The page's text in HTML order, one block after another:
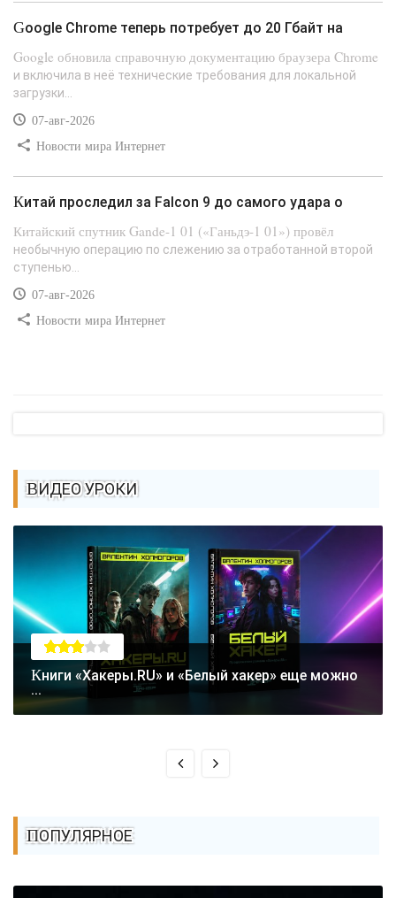
Google Chrome теперь потребует до 20 Гбайт на
Google обновила справочную документацию браузера Chrome
и включила в неё технические требования для локальной
загрузки...
07-авг-2026
Новости мира Интернет
Китай проследил за Falcon 9 до самого удара о
Китайский спутник Gande-1 01 («Ганьдэ-1 01») провёл
необычную операцию по слежению за отработанной второй
ступенью...
07-авг-2026
Новости мира Интернет
ВИДЕО УРОКИ
Книги «Хакеры.RU» и «Белый хакер» еще можно
...
ПОПУЛЯРНОЕ